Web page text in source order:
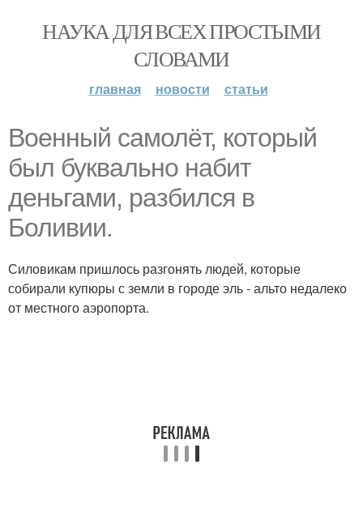
НАУКА ДЛЯ ВСЕХ ПРОСТЫМИ
СЛОВАМИ
главная новости статьи
Военный самолёт, который
был буквально набит
деньгами, разбился в
Боливии.
Силовикам пришлось разгонять людей, которые
собирали купюры с земли в городе эль - альто недалеко
от местного аэропорта.